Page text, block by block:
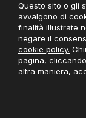
LINK UTILI
PAGAMENTI
CONTATTACI
©
Questo sito o gli
avvalgono di
finalità illustrate
negare il
cookie policy.
pagina,
altra maniera,